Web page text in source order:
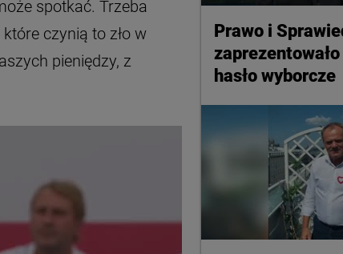
spotkać. Trzeba
czynią to zło w
pieniędzy, z
Prawo i
zaprezentowało
hasło wyborcze